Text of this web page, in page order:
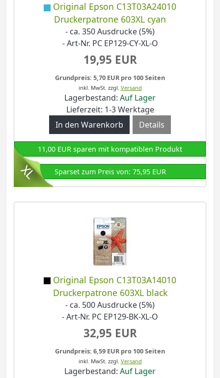
Original Epson C13T03A24010
Druckerpatrone 603XL cyan
- ca. 350 Ausdrucke (5%)
- Art-Nr. PC EP129-CY-XL-O
19,95 EUR
Grundpreis: 5,70 EUR pro 100 Seiten
inkl. MwSt. zzgl. Versand
Lagerbestand: Auf Lager
Lieferzeit: 1-3 Werktage
Details
11,00 EUR sparen mit kompatiblen Produkt
Sparset zum Preis von: 75,95 EUR
Original Epson C13T03A14010
Druckerpatrone 603XL black
- ca. 500 Ausdrucke (5%)
- Art-Nr. PC EP129-BK-XL-O
32,95 EUR
Grundpreis: 6,59 EUR pro 100 Seiten
inkl. MwSt. zzgl. Versand
Lagerbestand: Auf Lager